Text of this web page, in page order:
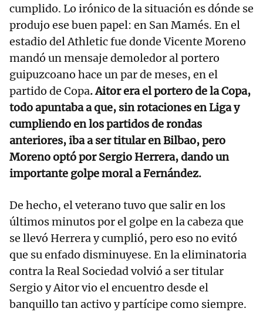
cumplido. Lo irónico de la situación es dónde se
produjo ese buen papel: en San Mamés. En el
estadio del Athletic fue donde Vicente Moreno
mandó un mensaje demoledor al portero
guipuzcoano hace un par de meses, en el
partido de Copa. Aitor era el portero de la Copa,
todo apuntaba a que, sin rotaciones en Liga y
cumpliendo en los partidos de rondas
anteriores, iba a ser titular en Bilbao, pero
Moreno optó por Sergio Herrera, dando un
importante golpe moral a Fernández.
De hecho, el veterano tuvo que salir en los
últimos minutos por el golpe en la cabeza que
se llevó Herrera y cumplió, pero eso no evitó
que su enfado disminuyese. En la eliminatoria
contra la Real Sociedad volvió a ser titular
Sergio y Aitor vio el encuentro desde el
banquillo tan activo y partícipe como siempre.